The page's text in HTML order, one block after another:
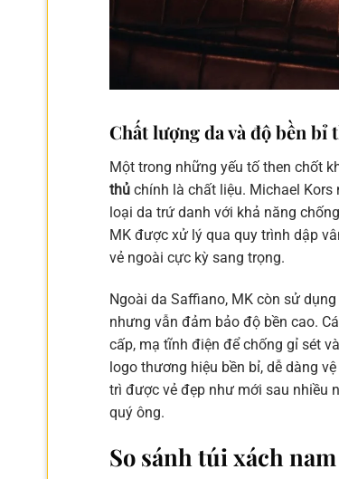
Chất lượng da và độ bền bỉ
Một trong những yếu tố then chốt
thủ chính là chất liệu. Michael
loại da trứ danh với khả năng
MK được xử lý qua quy trình dập
vẻ ngoài cực kỳ sang trọng.
Ngoài da Saffiano, MK còn sử
nhưng vẫn đảm bảo độ bền cao.
cấp, mạ tĩnh điện để chống gỉ sét
logo thương hiệu bền bỉ, dễ dàng
trì được vẻ đẹp như mới sau nhiều
quý ông.
So sánh túi xách